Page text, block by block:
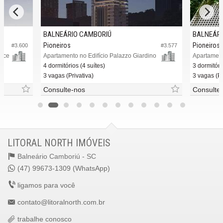
#3.600 #3.577
BALNEÁRIO CAMBORIÚ
Pioneiros
Apartamento no Edifício Palazzo Giardino
4 dormitórios (4 suítes)
3 vagas (Privativa)
Consulte-nos
Pioneiros
3
3 vagas
LITORAL NORTH IMÓVEIS
Balneário Camboriú - SC
(47) 99673-1309 (WhatsApp)
ligamos para você
contato@litoralnorth.com.br
trabalhe conosco